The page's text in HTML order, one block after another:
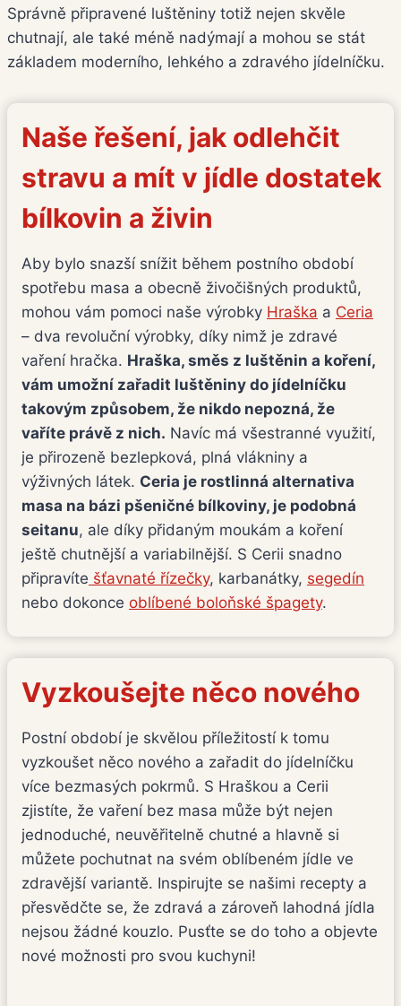
Správně připravené luštěniny totiž nejen skvěle
chutnají, ale také méně nadýmají a mohou se stát
základem moderního, lehkého a zdravého jídelníčku.
Naše řešení, jak odlehčit
stravu a mít v jídle dostatek
bílkovin a živin
Aby bylo snazší snížit během postního období
spotřebu masa a obecně živočišných produktů,
mohou vám pomoci naše výrobky Hraška a Ceria
– dva revoluční výrobky, díky nimž je zdravé
vaření hračka. Hraška, směs z luštěnin a koření,
vám umožní zařadit luštěniny do jídelníčku
takovým způsobem, že nikdo nepozná, že
vaříte právě z nich. Navíc má všestranné využití,
je přirozeně bezlepková, plná vlákniny a
výživných látek. Ceria je rostlinná alternativa
masa na bázi pšeničné bílkoviny, je podobná
seitanu, ale díky přidaným moukám a koření
ještě chutnější a variabilnější. S Cerii snadno
připravíte šťavnaté řízečky, karbanátky, segedín
nebo dokonce oblíbené boloňské špagety.
Vyzkoušejte něco nového
Postní období je skvělou příležitostí k tomu
vyzkoušet něco nového a zařadit do jídelníčku
více bezmasých pokrmů. S Hraškou a Cerii
zjistíte, že vaření bez masa může být nejen
jednoduché, neuvěřitelně chutné a hlavně si
můžete pochutnat na svém oblíbeném jídle ve
zdravější variantě. Inspirujte se našimi recepty a
přesvědčte se, že zdravá a zároveň lahodná jídla
nejsou žádné kouzlo. Pusťte se do toho a objevte
nové možnosti pro svou kuchyni!